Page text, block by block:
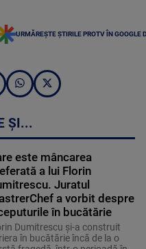
URMĂREȘTE ȘTIRILE PROTV ÎN GOOGLE
ȘI...
este mâncarea
a lui Florin
Juratul
a vorbit despre
în bucătărie
Dumitrescu și-a construit
în bucătărie încă de la o